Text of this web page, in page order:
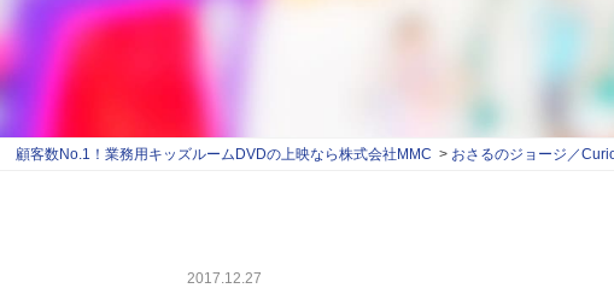
顧客数No.1！業務用キッズルームDVDの上映なら株式会社MMC おさるのジョージ／
2017.12.27